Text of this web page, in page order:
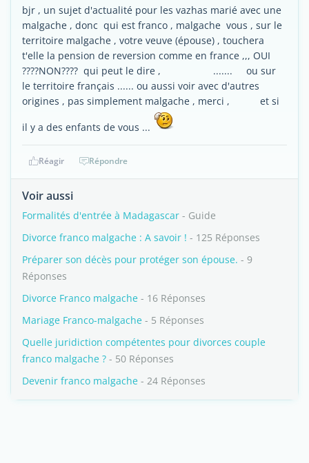
bjr , un sujet d'actualité pour les vazhas marié avec une
malgache , donc qui est franco , malgache vous , sur le
territoire malgache , votre veuve (épouse) , touchera
t'elle la pension de reversion comme en france ,,, OUI
????NON???? qui peut le dire , ....... ou sur
le territoire français ...... ou aussi voir avec d'autres
origines , pas simplement malgache , merci , et si
il y a des enfants de vous ...
Réagir Répondre
Voir aussi
Formalités d'entrée à Madagascar - Guide
Divorce franco malgache : A savoir ! - 125 Réponses
Préparer son décès pour protéger son épouse. - 9
Réponses
Divorce Franco malgache - 16 Réponses
Mariage Franco-malgache - 5 Réponses
Quelle juridiction compétentes pour divorces couple
franco malgache ? - 50 Réponses
Devenir franco malgache - 24 Réponses